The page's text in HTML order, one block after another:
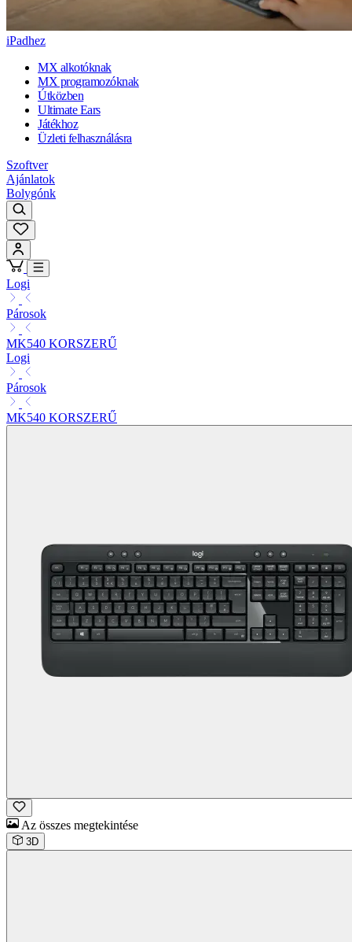
iPadhez
MX alkotóknak
MX programozóknak
Útközben
Ultimate Ears
Játékhoz
Üzleti felhasználásra
Szoftver
Ajánlatok
Bolygónk
Logi
Párosok
MK540 KORSZERŰ
Logi
Párosok
MK540 KORSZERŰ
Az összes megtekintése
3D